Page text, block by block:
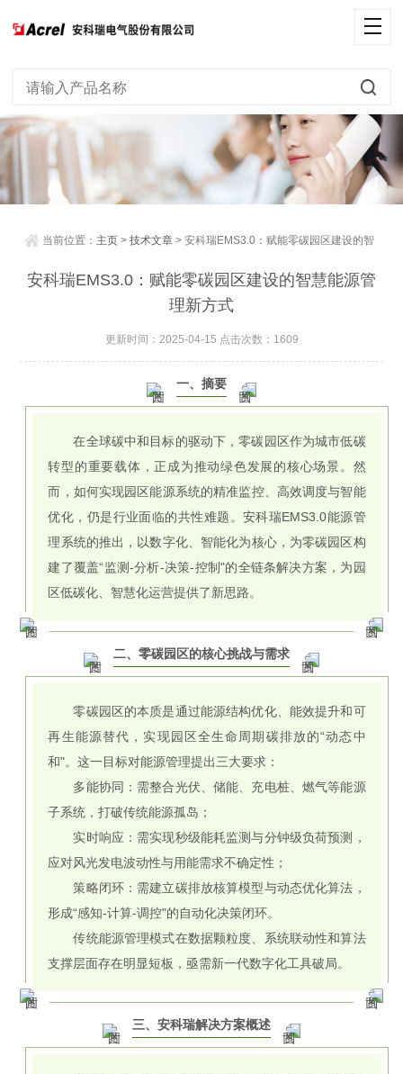
当前位置： 主页 >技术文章 > 安科瑞EMS3.0：赋能零碳园区建设的智
慧能源管理新方式
安科瑞EMS3.0：赋能零碳园区建设的智慧能源管
理新方式
更新时间：2025-04-15 点击次数：1609
一、摘要
在全球碳中和目标的驱动下，零碳园区作为城市低碳
转型的重要载体，正成为推动绿色发展的核心场景。然
而，如何实现园区能源系统的精准监控、高效调度与智能
优化，仍是行业面临的共性难题。安科瑞EMS3.0能源管
理系统的推出，以数字化、智能化为核心，为零碳园区构
建了覆盖“监测-分析-决策-控制"的全链条解决方案，为园
区低碳化、智慧化运营提供了新思路。
二、零碳园区的核心挑战与需求
零碳园区的本质是通过能源结构优化、能效提升和可
再生能源替代，实现园区全生命周期碳排放的“动态中
和"。这一目标对能源管理提出三大要求：
多能协同：需整合光伏、储能、充电桩、燃气等能源
子系统，打破传统能源孤岛；
实时响应：需实现秒级能耗监测与分钟级负荷预测，
应对风光发电波动性与用能需求不确定性；
策略闭环：需建立碳排放核算模型与动态优化算法，
形成“感知-计算-调控"的自动化决策闭环。
传统能源管理模式在数据颗粒度、系统联动性和算法
支撑层面存在明显短板，亟需新一代数字化工具破局。
三、安科瑞解决方案概述